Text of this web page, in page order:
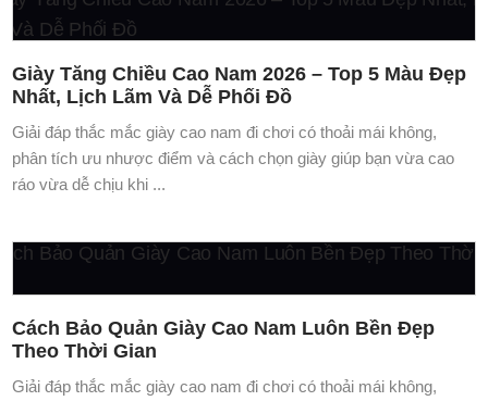
Giày Tăng Chiều Cao Nam 2026 – Top 5 Màu Đẹp
Nhất, Lịch Lãm Và Dễ Phối Đồ
Giải đáp thắc mắc giày cao nam đi chơi có thoải mái không,
phân tích ưu nhược điểm và cách chọn giày giúp bạn vừa cao
ráo vừa dễ chịu khi ...
Cách Bảo Quản Giày Cao Nam Luôn Bền Đẹp
Theo Thời Gian
Giải đáp thắc mắc giày cao nam đi chơi có thoải mái không,